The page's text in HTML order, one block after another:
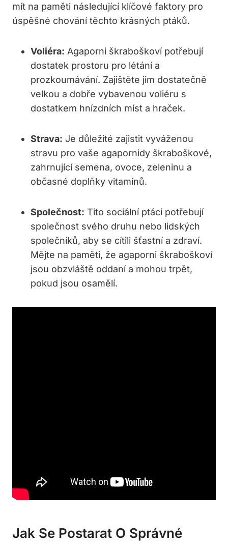
mít na paměti následující klíčové faktory pro
úspěšné chování těchto krásných ptáků.
Voliéra: Agaporni škraboškoví potřebují
dostatek prostoru pro létání a
prozkoumávání. Zajištěte jim dostatečně
velkou a dobře vybavenou voliéru s
dostatkem hnízdních míst a hraček.
Strava: Je důležité zajistit vyváženou
stravu pro vaše agapornidy škraboškové,
zahrnující semena, ovoce, zeleninu a
občasné doplňky vitamínů.
Společnost: Tito sociální ptáci potřebují
společnost svého druhu nebo lidských
společníků, aby se cítili šťastní a zdraví.
Mějte na paměti, že agaporni škraboškoví
jsou obzvláště oddaní a mohou trpět,
pokud jsou osamělí.
Jak Se Postarat O Správné